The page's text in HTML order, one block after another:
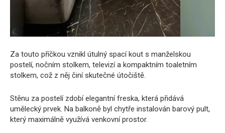
Za touto příčkou vznikl útulný spací kout s manželskou
postelí, nočním stolkem, televizí a kompaktním toaletním
stolkem, což z něj činí skutečné útočiště.
Stěnu za postelí zdobí elegantní freska, která přidává
umělecký prvek. Na balkoně byl chytře instalován barový pult,
který maximálně využívá venkovní prostor.